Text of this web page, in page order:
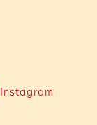
Instagram